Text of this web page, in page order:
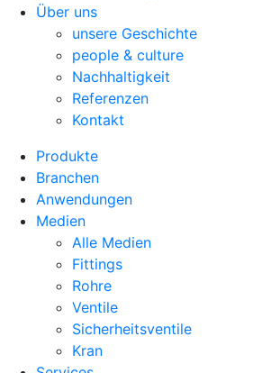
Über uns
unsere Geschichte
people & culture
Nachhaltigkeit
Referenzen
Kontakt
Produkte
Branchen
Anwendungen
Medien
Alle Medien
Fittings
Rohre
Ventile
Sicherheitsventile
Kran